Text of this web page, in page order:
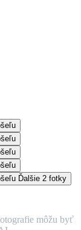
Ďalšie 2 fotky
môžu byť